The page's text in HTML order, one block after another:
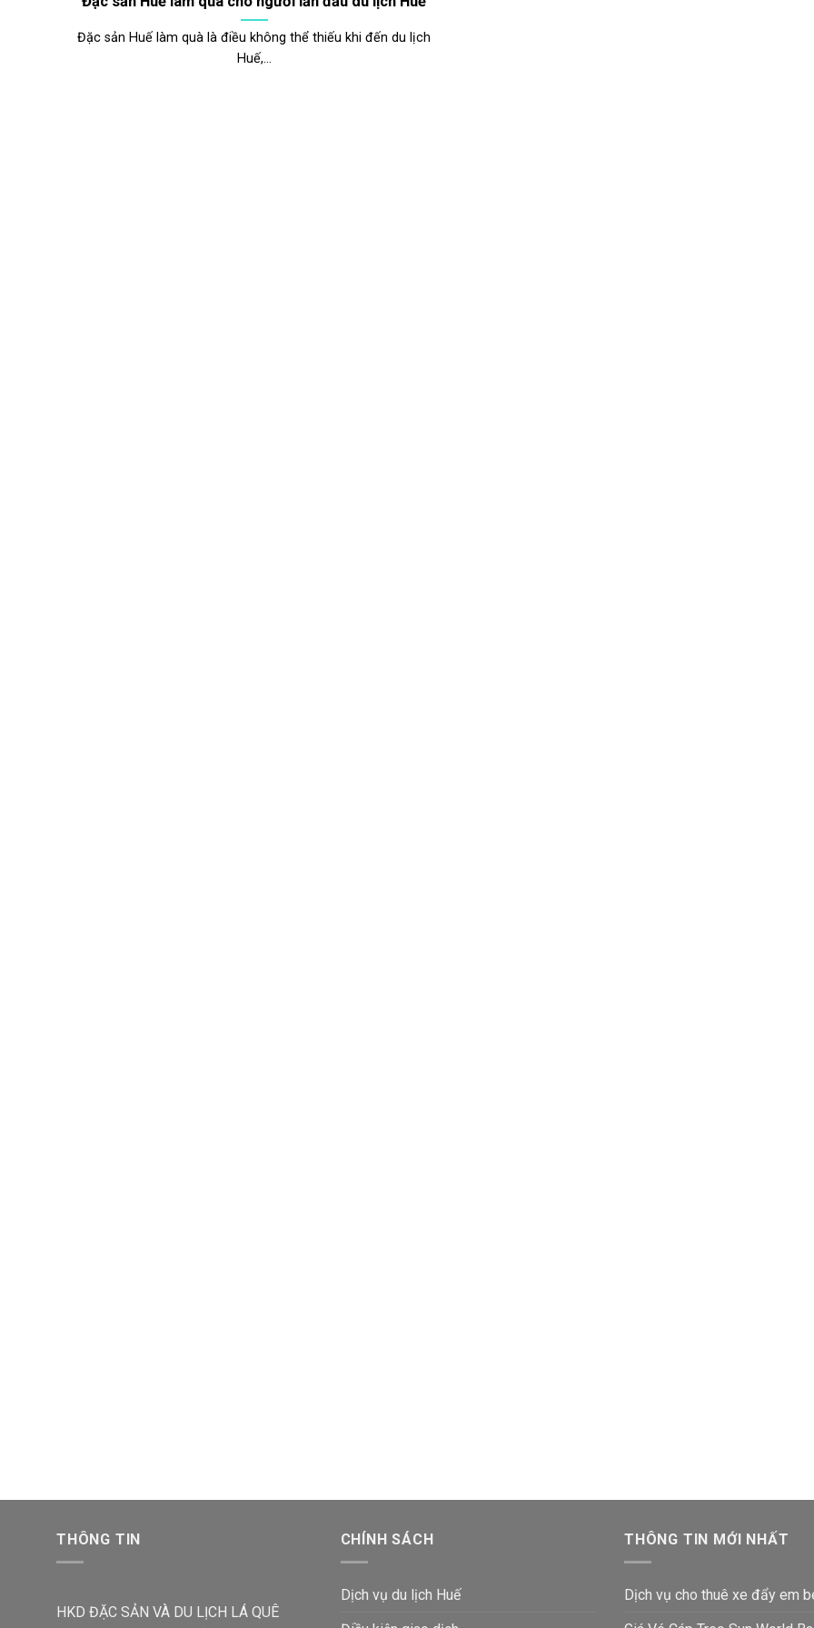
Đặc sản Huế làm quà là điều không thể thiếu khi đến du lịch
Huế,...
THÔNG TIN
HKD ĐẶC SẢN VÀ DU LỊCH LÁ QUÊ
CHÍNH SÁCH
Dịch vụ du lịch Huế
THÔNG TIN MỚI NHẤT
Dịch vụ cho thuê xe đẩy em